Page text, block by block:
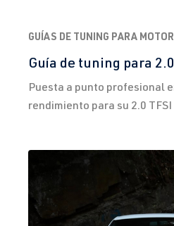
GUÍAS DE TUNING PARA
Guía de tuning para
Puesta a punto profesional
rendimiento para su 2.0 TFSI